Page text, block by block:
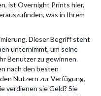
ist Overnight Prints hier,
was in Ihrem
Dieser Begriff steht
unternimmt, um seine
Benutzer zu gewinnen.
nach den besten
Nutzern zur Verfügung,
verdienen sie Geld? Sie